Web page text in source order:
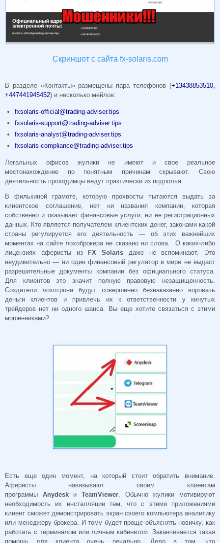
Скриншот с сайта fx-solaris.com
В разделе «Контакты» размещены пара телефонов (+13438853510,
+447441945452) и несколько мейлов:
fxsolaris-official@trading-adviser.tips
fxsolaris-support@trading-adviser.tips
fxsolaris-analyst@trading-adviser.tips
fxsolaris-compliance@trading-adviser.tips
Легальных офисов жулики не имеют и свое реальное
местонахождение по понятным причинам скрывают. Свою
деятельность проходимцы ведут практически из подполья.
В филькиной грамоте, которую прохвосты пытаются выдать за
клиентское соглашение, нет ни названия компании, которая
собственно и оказывает финансовые услуги, ни ее регистрационных
данных. Кто является получателем клиентских денег, законами какой
страны регулируется его деятельность — об этих важнейших
моментах на сайте лохоброкера не сказано ни слова. О каких-либо
лицензиях аферисты из
FX Solaris даже не вспоминают. Это
неудивительно — ни один финансовый регулятор в мире не выдаст
разрешительные документы компании без официального статуса.
Для клиентов это значит полную правовую незащищенность.
Создатели лохотрона будут совершенно безнаказанно воровать
деньги клиентов и привлечь их к ответственности у кинутых
трейдеров нет ни одного шанса. Вы еще хотите связаться с этими
мошенниками?
Есть еще один момент, на который стоит обратить внимание.
Аферисты навязывают своим клиентам
программы Anydesk иTeamViewer . Обычно жулики мотивируют
необходимость их инсталляции тем, что с этими приложениями
клиент сможет демонстрировать экран своего компьютера аналитику
или менеджеру брокера. И тому будет проще объяснять новичку, как
работать с терминалом или личным кабинетом. Заканчивается такая
помощь для клиента очень печально. Дело в том, что